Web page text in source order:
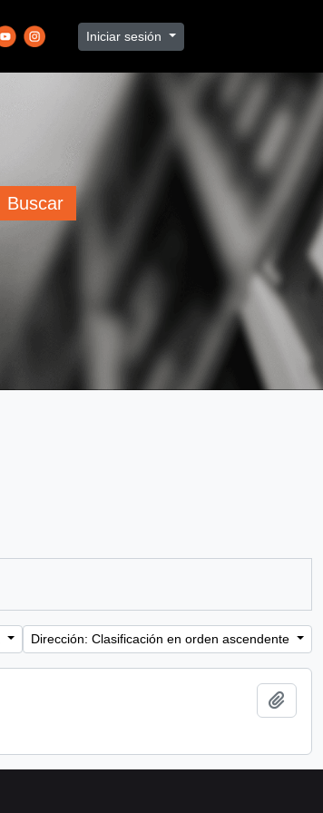
Iniciar sesión
Buscar
Dirección: Clasificación en orden ascendente